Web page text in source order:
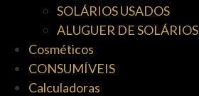
SOLÁRIOS USADOS
ALUGUER DE SOLÁRIOS
Cosméticos
CONSUMÍVEIS
Calculadoras